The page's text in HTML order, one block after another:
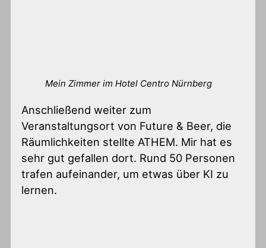
Mein Zimmer im Hotel Centro Nürnberg
Anschließend weiter zum
Veranstaltungsort von Future & Beer, die
Räumlichkeiten stellte ATHEM. Mir hat es
sehr gut gefallen dort. Rund 50 Personen
trafen aufeinander, um etwas über KI zu
lernen.